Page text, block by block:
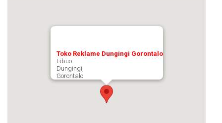
Toko Reklame Dungingi Gorontalo
Libuo
Dungingi,
Gorontalo